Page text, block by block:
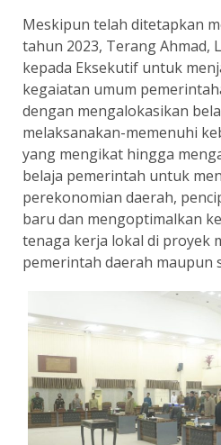
Meskipun telah ditetapkan
tahun 2023, Terang Ahmad,
kepada Eksekutif untuk
kegaiatan umum
dengan mengalokasikan
melaksanakan-memenuhi
yang mengikat hingga
belaja pemerintah untuk
perekonomian daerah,
baru dan mengoptimalkan
tenaga kerja lokal di proyek
pemerintah daerah maupun